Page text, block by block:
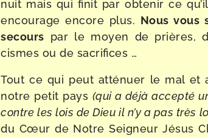
nuit mais qui finit par obte­nir ce
encou­rage encore plus. Nousvous
secours par le moyen de prières,
cismes ou de sacrifices …
Tout ce qui peut atté­nuer le mal et
notre petit pays (qui a déjàaccepté
contre leslois deDieuil n’y a pas très
du Cœur de Notre Seigneur Jésus